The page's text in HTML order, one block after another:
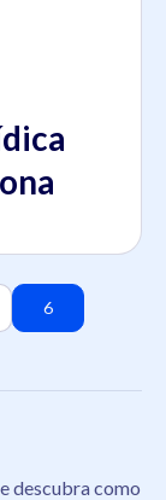
6
descubra como